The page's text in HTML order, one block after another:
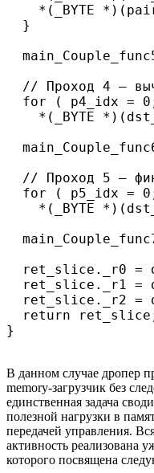
*(_BYTE
  }
// Проход 4 —
for ( p4_idx =
*(_BYTE
// Проход 5 —
for ( p5_idx =
*(_BYTE
ret_slice._r0 =
ret_slice._r1 =
ret_slice._r2 =
return
}
В данном случае дропер
memory-загрузчик без
единственная задача
полезной нагрузки в
передачей управления.
активность реализована
которого посвящена